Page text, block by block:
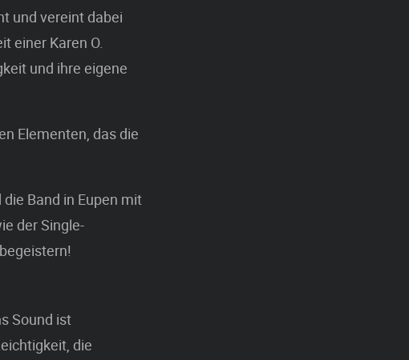
und vereint dabei
einer Karen O.
und ihre eigene
Elementen, das die
Band in Eupen mit
der Single-
Sound ist
die